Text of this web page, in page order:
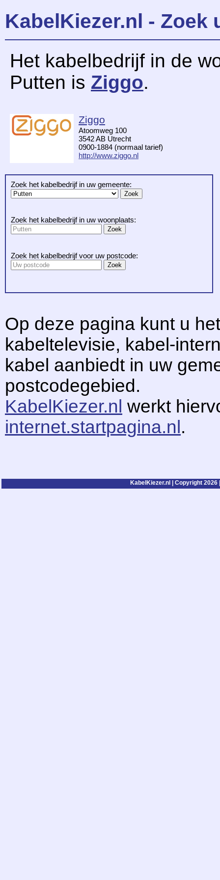
KabelKiezer.nl - Zoek
Het kabelbedrijf in de
Putten is Ziggo.
Ziggo
Atoomweg 100
3542 AB Utrecht
0900-1884 (normaal tarief)
http://www.ziggo.nl
Zoek het kabelbedrijf in uw gemeente:
Zoek het kabelbedrijf in uw woonplaats:
Zoek het kabelbedrijf voor uw postcode:
Op deze pagina kunt u
kabeltelevisie, kabel-
kabel aanbiedt in uw
postcodegebied.
KabelKiezer.nl werkt
internet.startpagina.nl.
KabelKiezer.nl | Copyright 2026